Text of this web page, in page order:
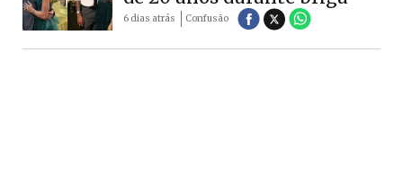
6 dias atrás Confusão